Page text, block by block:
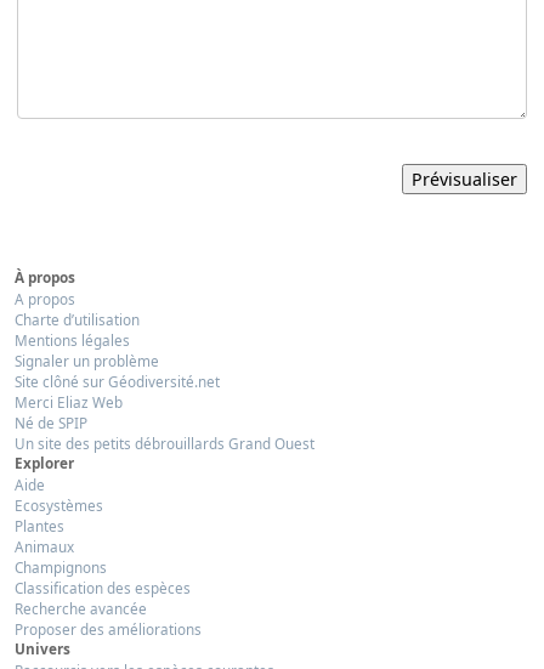
À propos
A propos
Charte d’utilisation
Mentions légales
Signaler un problème
Site clôné sur Géodiversité.net
Merci Eliaz Web
Né de SPIP
Un site des petits débrouillards Grand Ouest
Explorer
Aide
Ecosystèmes
Plantes
Animaux
Champignons
Classification des espèces
Recherche avancée
Proposer des améliorations
Univers